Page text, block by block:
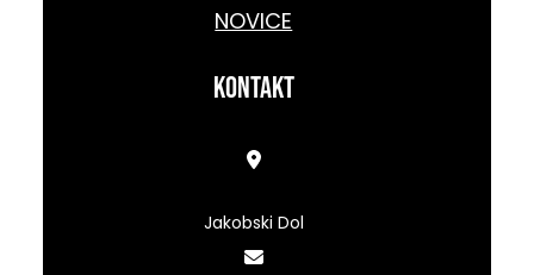
NOVICE
kontakt
Jakobski Dol